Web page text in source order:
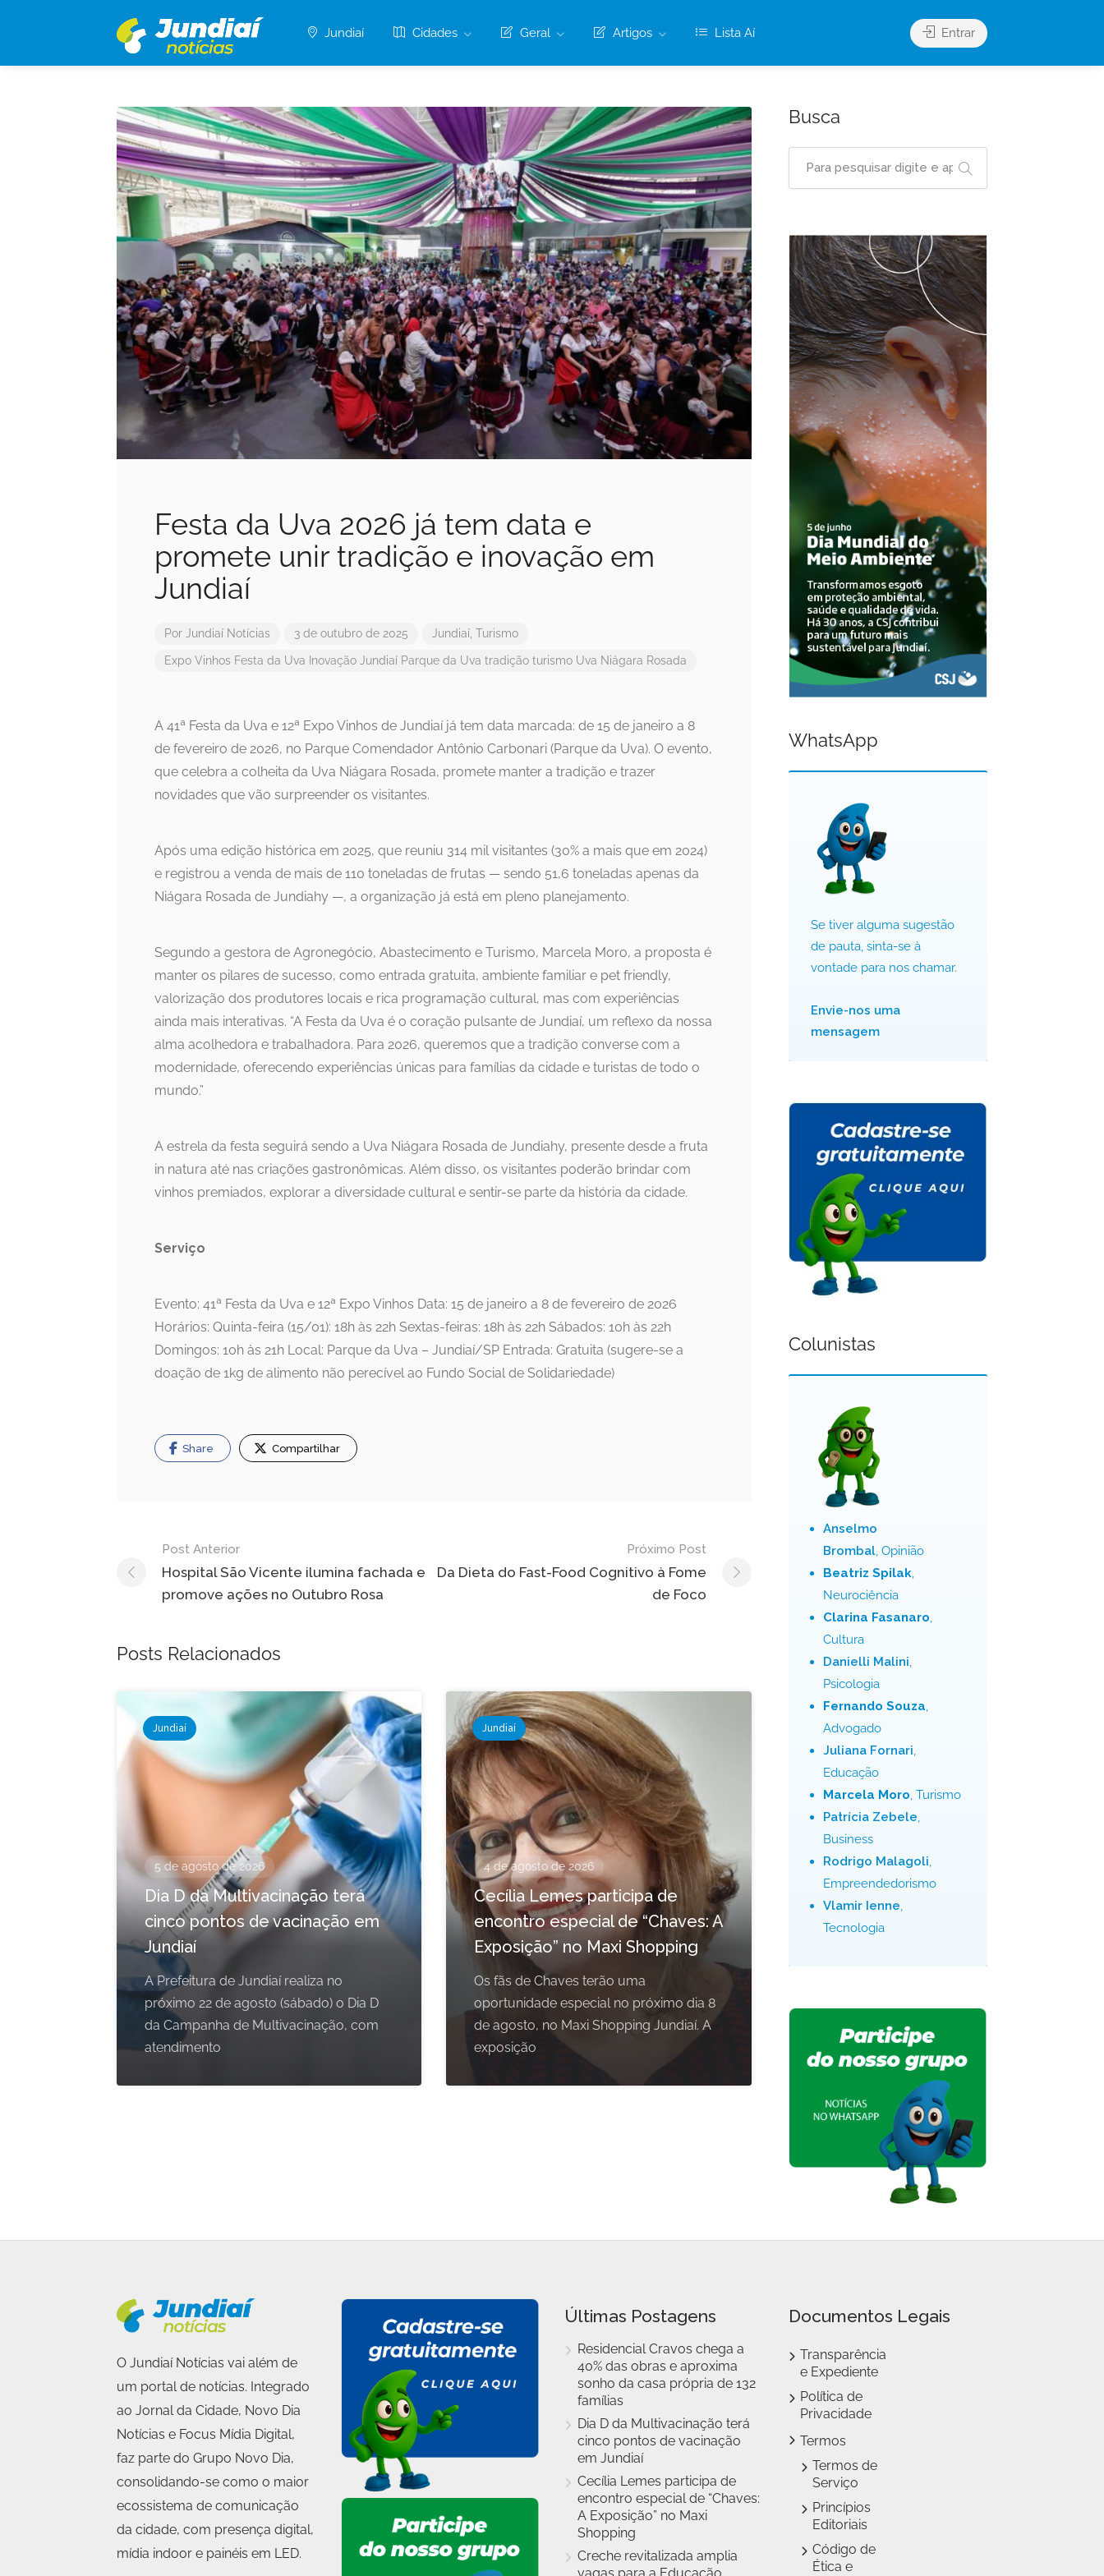
Jundiaí Cidades Geral Artigos Lista Aí Entrar
Festa da Uva 2026 já tem data e
promete unir tradição e inovação em
Jundiaí
Por Jundiaí Notícias 3 de outubro de 2025 Jundiaí Turismo
Expo Vinhos Festa da Uva Inovação Jundiaí Parque da Uva tradição turismo Uva Niágara Rosada
A 41ª Festa da Uva e 12ª Expo Vinhos de Jundiaí já tem data marcada: de 15 de janeiro a 8
de fevereiro de 2026, no Parque Comendador Antônio Carbonari (Parque da Uva). O evento,
que celebra a colheita da Uva Niágara Rosada, promete manter a tradição e trazer
novidades que vão surpreender os visitantes.
Após uma edição histórica em 2025, que reuniu 314 mil visitantes (30% a mais que em 2024)
e registrou a venda de mais de 110 toneladas de frutas — sendo 51,6 toneladas apenas da
Niágara Rosada de Jundiahy —, a organização já está em pleno planejamento.
Segundo a gestora de Agronegócio, Abastecimento e Turismo, Marcela Moro, a proposta é
manter os pilares de sucesso, como entrada gratuita, ambiente familiar e pet friendly,
valorização dos produtores locais e rica programação cultural, mas com experiências
ainda mais interativas. “A Festa da Uva é o coração pulsante de Jundiaí, um reflexo da nossa
alma acolhedora e trabalhadora. Para 2026, queremos que a tradição converse com a
modernidade, oferecendo experiências únicas para famílias da cidade e turistas de todo o
mundo.”
A estrela da festa seguirá sendo a Uva Niágara Rosada de Jundiahy, presente desde a fruta
in natura até nas criações gastronômicas. Além disso, os visitantes poderão brindar com
vinhos premiados, explorar a diversidade cultural e sentir-se parte da história da cidade.
Serviço
Evento: 41ª Festa da Uva e 12ª Expo Vinhos Data: 15 de janeiro a 8 de fevereiro de 2026
Horários: Quinta-feira (15/01): 18h às 22h Sextas-feiras: 18h às 22h Sábados: 10h às 22h
Domingos: 10h às 21h Local: Parque da Uva – Jundiaí/SP Entrada: Gratuita (sugere-se a
doação de 1kg de alimento não perecível ao Fundo Social de Solidariedade)
Share Compartilhar
Navegação
de
Post
Post Anterior
Hospital São Vicente ilumina fachada e
promove ações no Outubro Rosa
Próximo Post
Da Dieta do Fast-Food Cognitivo à Fome
de Foco
Posts Relacionados
Jundiaí
5 de agosto de 2026
Dia D da Multivacinação terá
cinco pontos de vacinação em
Jundiaí
A Prefeitura de Jundiaí realiza no
próximo 22 de agosto (sábado) o Dia D
da Campanha de Multivacinação, com
atendimento
Jundiaí
4 de agosto de 2026
Cecília Lemes participa de
encontro especial de “Chaves: A
Exposição” no Maxi Shopping
Os fãs de Chaves terão uma
oportunidade especial no próximo dia 8
de agosto, no Maxi Shopping Jundiaí. A
exposição
Busca
WhatsApp
Se tiver alguma sugestão
de pauta, sinta-se à
vontade para nos chamar.
Envie-nos uma
mensagem
Colunistas
Anselmo
Brombal, Opinião
Beatriz Spilak,
Neurociência
Clarina Fasanaro,
Cultura
Danielli Malini,
Psicologia
Fernando Souza,
Advogado
Juliana Fornari,
Educação
Marcela Moro, Turismo
Patrícia Zebele,
Business
Rodrigo Malagoli,
Empreendedorismo
Vlamir Ienne,
Tecnologia
O Jundiaí Notícias vai além de
um portal de notícias. Integrado
ao Jornal da Cidade, Novo Dia
Notícias e Focus Mídia Digital,
faz parte do Grupo Novo Dia,
consolidando-se como o maior
ecossistema de comunicação
da cidade, com presença digital,
mídia indoor e painéis em LED.
Últimas Postagens
Residencial Cravos chega a
40% das obras e aproxima
sonho da casa própria de 132
famílias
Dia D da Multivacinação terá
cinco pontos de vacinação
em Jundiaí
Cecília Lemes participa de
encontro especial de “Chaves:
A Exposição” no Maxi
Shopping
Creche revitalizada amplia
Documentos Legais
Transparência
e Expediente
Política de
Privacidade
Termos
Termos de
Serviço
Princípios
Editoriais
Código de
Ética e